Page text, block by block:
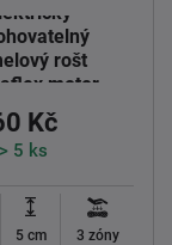
rošt
motor
Kč
5 ks
5 cm 3 zóny